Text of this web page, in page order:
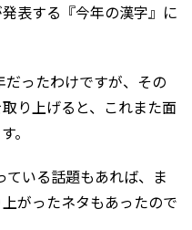
表する『今年の漢字』に
ったわけですが、その
り上げると、これまた面
。
いる話題もあれば、ま
がったネタもあったので